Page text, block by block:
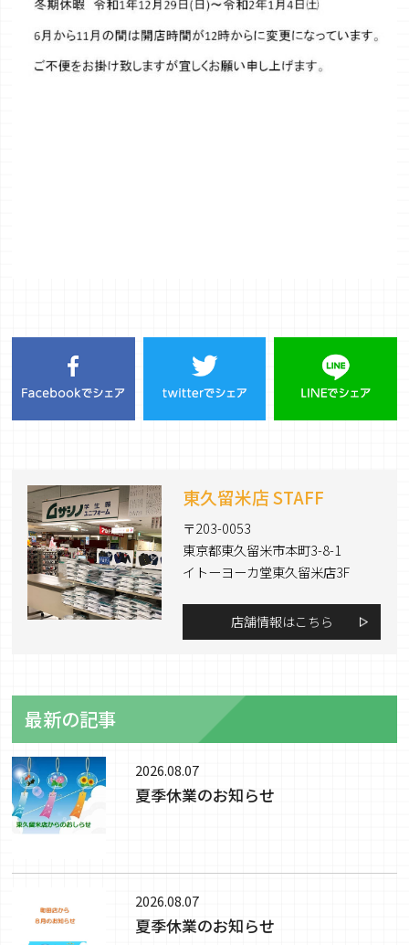
東久留米店 STAFF
〒203-0053
東京都東久留米市本町3-8-1
イトーヨーカ堂東久留米店3F
店舗情報はこちら
最新の記事
2026.08.07
夏季休業のお知らせ
2026.08.07
夏季休業のお知らせ